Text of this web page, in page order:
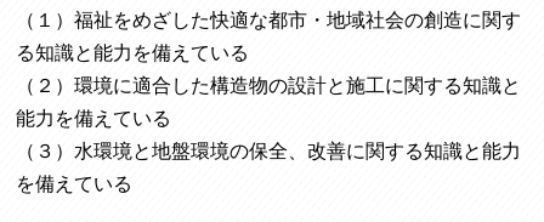
（１）福祉をめざした快適な都市・地域社会の創造に関す
る知識と能力を備えている
（２）環境に適合した構造物の設計と施工に関する知識と
能力を備えている
（３）水環境と地盤環境の保全、改善に関する知識と能力
を備えている